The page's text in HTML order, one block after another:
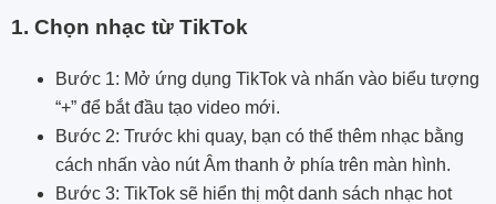
1. Chọn nhạc từ TikTok
Bước 1: Mở ứng dụng TikTok và nhấn vào biểu tượng
“+” để bắt đầu tạo video mới.
Bước 2: Trước khi quay, bạn có thể thêm nhạc bằng
cách nhấn vào nút Âm thanh ở phía trên màn hình.
Bước 3: TikTok sẽ hiển thị một danh sách nhạc hot